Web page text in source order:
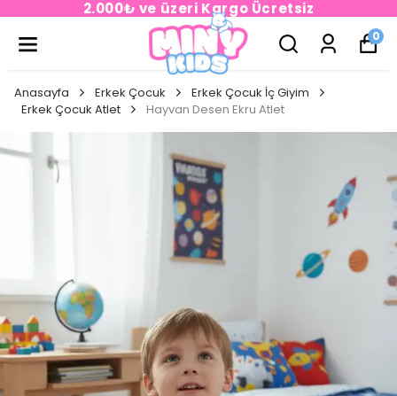
2.000₺ ve üzeri Kargo Ücretsiz
0
Anasayfa Erkek Çocuk
Erkek Çocuk İç Giyim
Erkek Çocuk Atlet
Hayvan Desen Ekru Atlet